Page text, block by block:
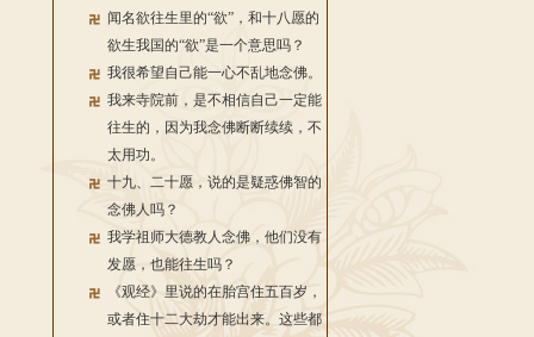
闻名欲往生里的“欲”，和十八愿的
欲生我国的“欲”是一个意思吗？
我很希望自己能一心不乱地念佛。
我来寺院前，是不相信自己一定能
往生的，因为我念佛断断续续，不
太用功。
十九、二十愿，说的是疑惑佛智的
念佛人吗？
我学祖师大德教人念佛，他们没有
发愿，也能往生吗？
《观经》里说的在胎宫住五百岁，
或者住十二大劫才能出来。这些都